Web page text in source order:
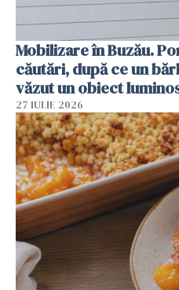
Mobilizare în Buzău.
căutări, după ce un
văzut un obiect
27 IULIE 2026